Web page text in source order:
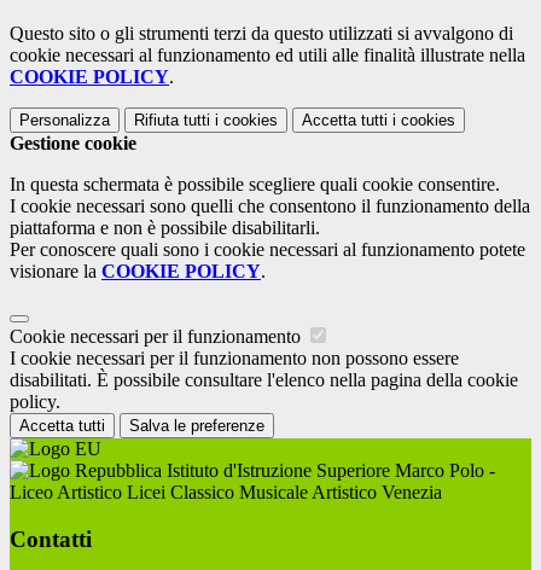
Questo sito o gli strumenti terzi da questo utilizzati si avvalgono di
cookie necessari al funzionamento ed utili alle finalità illustrate nella
COOKIE POLICY.
Personalizza Rifiuta tutti i cookies Accetta tutti i cookies
Gestione cookie
In questa schermata è possibile scegliere quali cookie consentire.
I cookie necessari sono quelli che consentono il funzionamento della
piattaforma e non è possibile disabilitarli.
Per conoscere quali sono i cookie necessari al funzionamento potete
visionare la COOKIE POLICY.
Cookie necessari per il funzionamento
I cookie necessari per il funzionamento non possono essere
disabilitati. È possibile consultare l'elenco nella pagina della cookie
policy.
Accetta tutti Salva le preferenze
Istituto d'Istruzione Superiore Marco Polo -
Liceo Artistico Licei Classico Musicale Artistico Venezia
Contatti